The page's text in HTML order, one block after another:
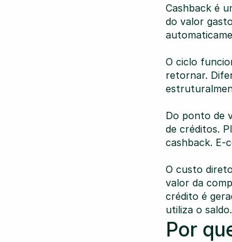
Cashback é
do valor
O ciclo
retornar.
Do ponto de
de créditos.
cashback. E-
O custo
valor da
crédito é
utiliza o saldo.
Por